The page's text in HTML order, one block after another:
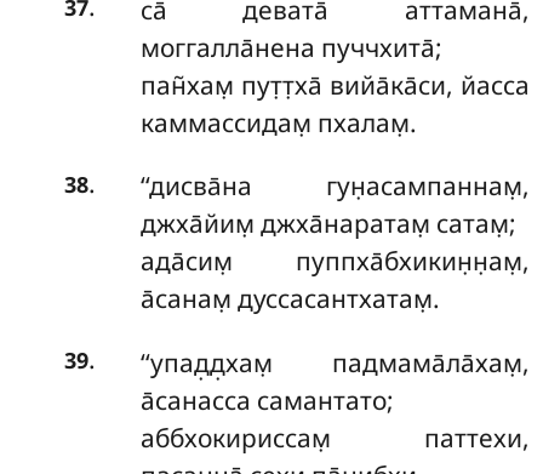
37
са̄ девата̄ аттамана̄,
моггалла̄нена пуччхита̄;
пан̃хам̣ пут̣т̣ха̄ вийа̄ка̄си, йасса
каммассидам̣ пхалам̣.
38. ‘‘дисва̄на гун̣асампаннам̣,
джха̄йим̣ джха̄наратам̣ сатам̣;
ада̄сим̣ пуппха̄бхикин̣н̣ам̣,
а̄санам̣ дуссасантхатам̣.
39.
‘‘упад̣д̣хам̣ падмама̄ла̄хам̣,
а̄санасса самантато;
аббхокириссам̣ паттехи,